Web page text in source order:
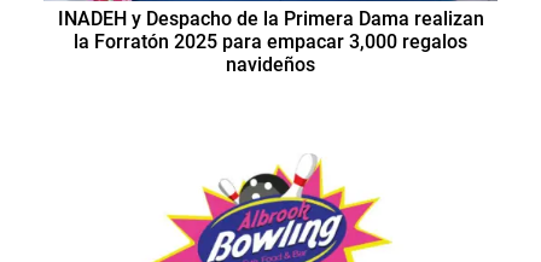
INADEH y Despacho de la Primera Dama realizan
la Forratón 2025 para empacar 3,000 regalos
navideños